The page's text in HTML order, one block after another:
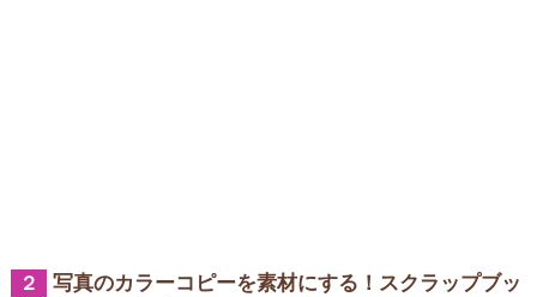
２
写真のカラーコピーを素材にする！スクラップブッ